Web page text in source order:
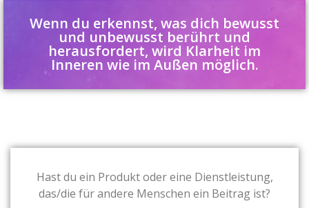
Wenn du erkennst, was dich bewusst
und unbewusst berührt und
herausfordert, wird Klarheit im
Inneren wie im Außen möglich.
Hast du ein Produkt oder eine Dienstleistung,
das/die für andere Menschen ein Beitrag ist?